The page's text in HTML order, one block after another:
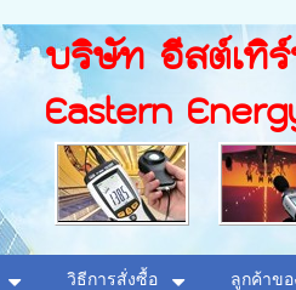
บริษัท อีสต์เทิ
Eastern
วิธีการสั่งซื้อ ลูกค้าขอ